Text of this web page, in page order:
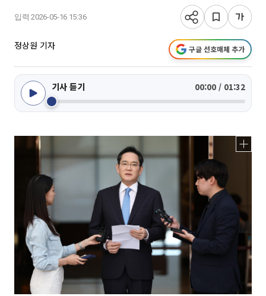
입력 2026-05-16 15:36
정상원 기자 구글 선호매체 추가
기사 듣기 00:00 / 01:32